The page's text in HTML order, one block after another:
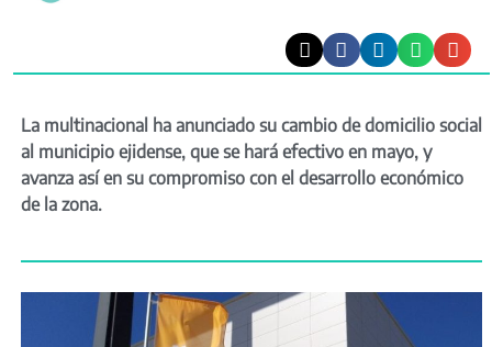
La multinacional ha anunciado su cambio de domicilio social
al municipio ejidense, que se hará efectivo en mayo, y
avanza así en su compromiso con el desarrollo económico
de la zona.